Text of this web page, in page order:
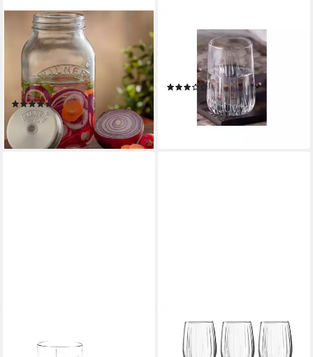
KILNER
Aufbewahrungssystem, Glas,
(Set, 2-tlg), (Fermentier-Set),
zum Konservieren von
Gemüse á 1 Liter
(40)
ab 29,95 €
lieferbar - in 2-3 Werktagen bei dir
Glas Nova 420522 6-Teilig
Kleines Trinkglas Su Bardagi
Gläser Wassergläser, 6-tlg.
(9)
19,90 €